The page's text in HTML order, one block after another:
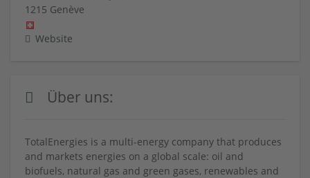
1215 Genève
Website
Über uns:
TotalEnergies is a multi-energy company that produces
and markets energies on a global scale: oil and
biofuels, natural gas and green gases, renewables and